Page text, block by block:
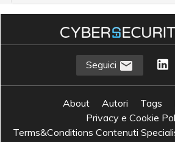
Seguici
About Autori Tags
Privacy e Cookie
Terms&Conditions Contenuti